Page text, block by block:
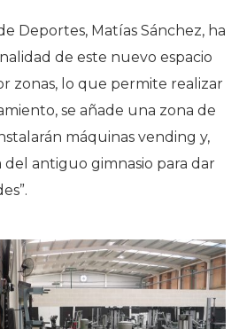
Deportes, Matías Sánchez, ha
de este nuevo espacio
zonas, lo que permite realizar
se añade una zona de
máquinas vending y,
del antiguo gimnasio para dar